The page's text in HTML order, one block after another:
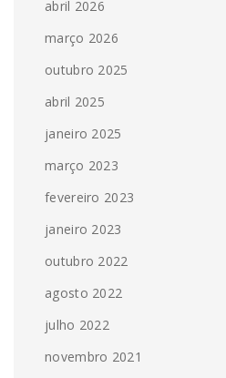
abril 2026
março 2026
outubro 2025
abril 2025
janeiro 2025
março 2023
fevereiro 2023
janeiro 2023
outubro 2022
agosto 2022
julho 2022
novembro 2021